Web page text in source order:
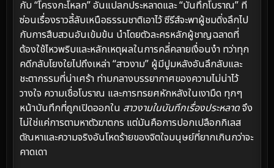
กับ “โครงกะโหลก” อันแปลกประหลาดและ “บันทึกโบราณ” ที่
ซ่อนเรื่องราวลี้ลับเหนือธรรมชาติเอาไว้ ซีรีส์จะพาผู้ชมดิ่งลึกไป
กับการสืบสวนอันเข้มข้น นำโดยตัวละครหลักผู้ชาญฉลาดที่
ต้องใช้ไหวพริบและหลักเหตุผลในการคลี่คลายเงื่อนงำ ทว่าทุก
คดีกลับโยงใยไปถึงเหล่า “สาวงาม” ผู้มีปูมหลังอันลึกลับและ
ชะตากรรมที่น่าเศร้า ท่ามกลางบรรยากาศของความไม่น่าไว้
วางใจ ความเชื่อโบราณ และการทรยศหักหลังในเงามืด ทุกๆ
หน้าบันทึกที่ถูกเปิดออกใน สาวงามในบันทึกเรื่องประหลาดจึง
ไม่ใช่แค่การตามหาตัวฆาตกร แต่มันคือการปอกเปลือกกิเลส
ตัณหาและความจริงอันโหดร้ายของจิตใจมนุษย์ที่ยากเกินกว่าจะ
คาดเดา